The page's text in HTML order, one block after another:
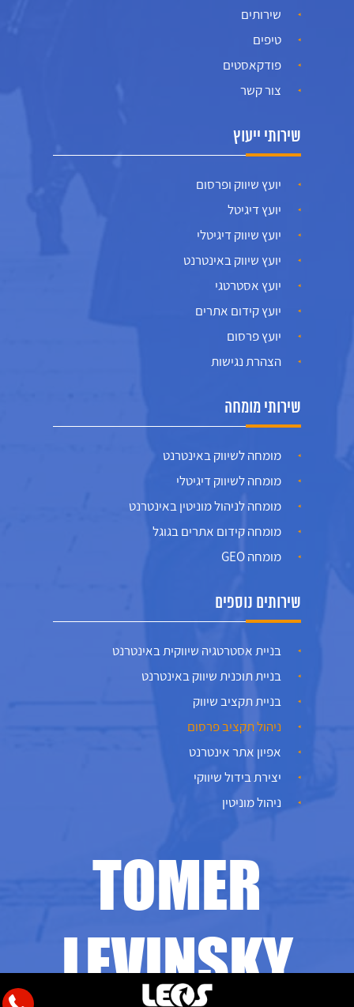
TOMER
LEVINSKY
שירותים
טיפים
פודקאסטים
צור קשר
שירותי ייעוץ
יועץ שיווק ופרסום
יועץ דיגיטל
יועץ שיווק דיגיטלי
יועץ שיווק באינטרנט
יועץ אסטרטגי
יועץ קידום אתרים
יועץ פרסום
הצהרת נגישות
שירותי מומחה
מומחה לשיווק באינטרנט
מומחה לשיווק דיגיטלי
מומחה לניהול מוניטין באינטרנט
מומחה קידום אתרים בגוגל
מומחה GEO
שירותים נוספים
בניית אסטרטגיה שיווקית באינטרנט
בניית תוכנית שיווק באינטרנט
בניית תקציב שיווק
ניהול תקציב פרסום
אפיון אתר אינטרנט
יצירת בידול שיווקי
ניהול מוניטין